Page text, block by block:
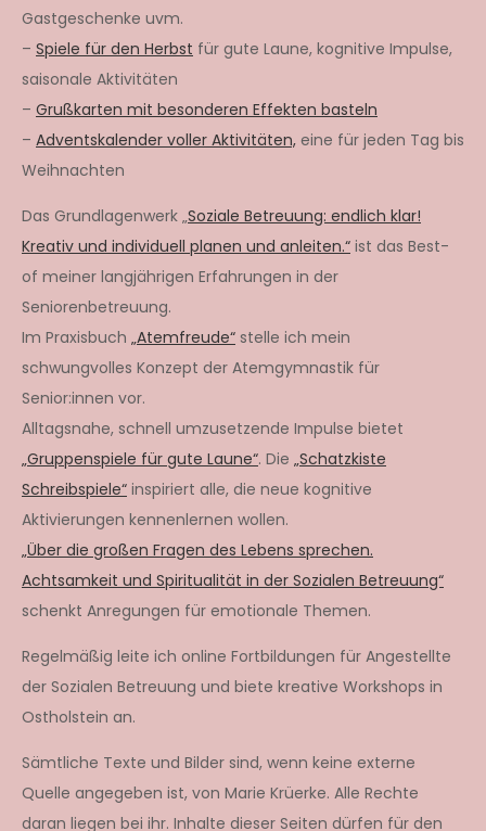
Gastgeschenke uvm.
– Spiele für den Herbst für gute Laune, kognitive Impulse,
saisonale Aktivitäten
– Grußkarten mit besonderen Effekten basteln
– Adventskalender voller Aktivitäten, eine für jeden Tag bis
Weihnachten
Das Grundlagenwerk „Soziale Betreuung: endlich klar!
Kreativ und individuell planen und anleiten.“ ist das Best-
of meiner langjährigen Erfahrungen in der
Seniorenbetreuung.
Im Praxisbuch „Atemfreude“ stelle ich mein
schwungvolles Konzept der Atemgymnastik für
Senior:innen vor.
Alltagsnahe, schnell umzusetzende Impulse bietet
„Gruppenspiele für gute Laune“. Die „Schatzkiste
Schreibspiele“ inspiriert alle, die neue kognitive
Aktivierungen kennenlernen wollen.
„Über die großen Fragen des Lebens sprechen.
Achtsamkeit und Spiritualität in der Sozialen Betreuung“
schenkt Anregungen für emotionale Themen.
Regelmäßig leite ich online Fortbildungen für Angestellte
der Sozialen Betreuung und biete kreative Workshops in
Ostholstein an.
Sämtliche Texte und Bilder sind, wenn keine externe
Quelle angegeben ist, von Marie Krüerke. Alle Rechte
daran liegen bei ihr. Inhalte dieser Seiten dürfen für den